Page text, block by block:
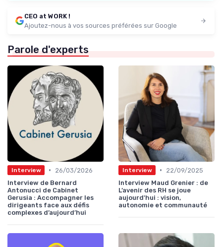
CEO at WORK !
Ajoutez-nous à vos sources préférées sur Google
Parole d'experts
Interview •
26/03/2026
Interview de Bernard
Antonucci de Cabinet
Gerusia : Accompagner les
dirigeants face aux défis
complexes d’aujourd’hui
Interview •
22/09/2025
Interview Maud Grenier : de
L’avenir des RH se joue
aujourd'hui : vision,
autonomie et communauté